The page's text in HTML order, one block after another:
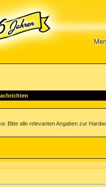
Bitte alle relevanten Angaben zur